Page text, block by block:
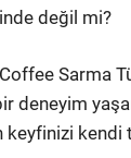
değil mi?
Sarma
kendi